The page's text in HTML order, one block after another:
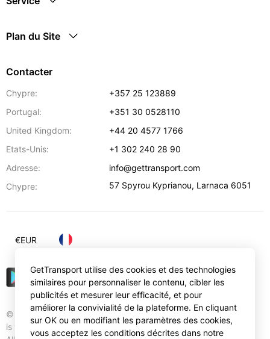
Plan du Site
Contacter
Chypre:
+357 25 123889
Portugal:
+351 30 0528110
United Kingdom:
+44 20 4577 1766
Etats-Unis:
+1 302 240 28 90
Adresse:
info@gettransport.com
Chypre:
57 Spyrou Kyprianou, Larnaca 6051
© Gettransport International Limited. GetTransport®
is trademark of Gettransport International Limited.
€EUR
GetTransport utilise des cookies et des technologies
similaires pour personnaliser le contenu, cibler les
publicités et mesurer leur efficacité, et pour
améliorer la convivialité de la plateforme. En cliquant
sur OK ou en modifiant les paramètres des cookies,
vous acceptez les conditions décrites dans notre